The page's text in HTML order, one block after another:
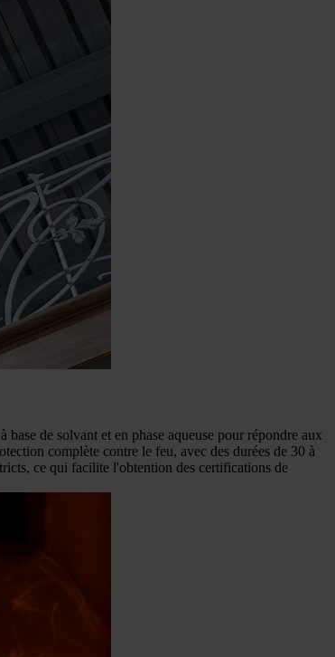
de solvant et en phase aqueuse pour répondre aux
complète contre le feu, avec des durées de 30 à
ce qui facilite l'obtention des certifications de